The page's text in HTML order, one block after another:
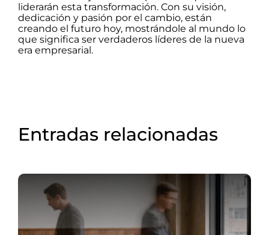
liderarán esta transformación. Con su visión,
dedicación y pasión por el cambio, están
creando el futuro hoy, mostrándole al mundo lo
que significa ser verdaderos líderes de la nueva
era empresarial.
Entradas relacionadas